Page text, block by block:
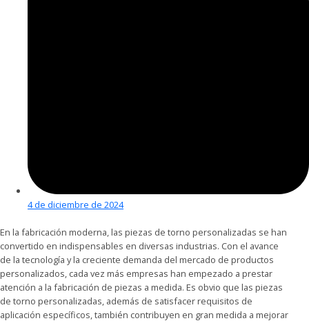
4 de diciembre de 2024
En la fabricación moderna, las piezas de torno personalizadas se han
convertido en indispensables en diversas industrias. Con el avance
de la tecnología y la creciente demanda del mercado de productos
personalizados, cada vez más empresas han empezado a prestar
atención a la fabricación de piezas a medida. Es obvio que las piezas
de torno personalizadas, además de satisfacer requisitos de
aplicación específicos, también contribuyen en gran medida a mejorar